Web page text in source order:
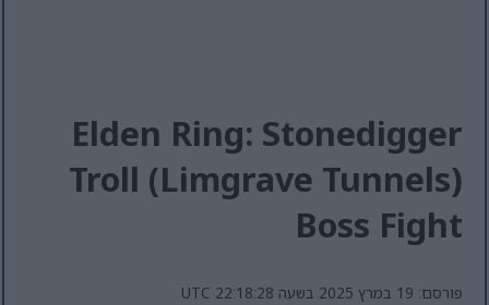
Elden Ring: Stonedigger
Troll (Limgrave Tunnels)
Boss Fight
פורסם: 19 במרץ 2025 בשעה 22:18:28 UTC